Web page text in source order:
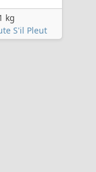
kg
S'il Pleut